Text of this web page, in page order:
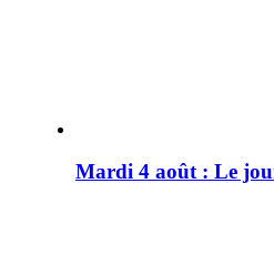
Mardi 4 août : Le